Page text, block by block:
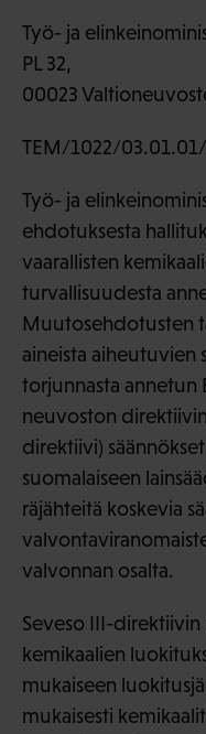
Työ- ja
PL 32,
00023
TEM/1022/
Työ- ja
ehdotuksesta
vaarallisten
turvallisuudesta
Muutosehdotusten
aineista
torjunnasta annetun
neuvoston
direktiivi)
suomalaiseen
räjähteitä koskevia
valvonnan osalta.
Seveso III-direktiivin
kemikaalien
mukaiseen
mukaisesti